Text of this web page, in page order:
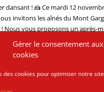
Gérer le consentement aux
cookies
des cookies pour optimiser notre
dansant ! 🍰 Ce mardi 12
invitons les aînés du Mont
Nous vous proposons un après-
partager gourmandises et
est à 5,00€. L’inscription